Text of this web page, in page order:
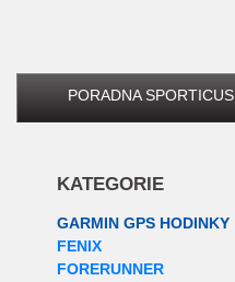
PORADNA SPORTICUS
KATEGORIE
GARMIN GPS HODINKY
FENIX
FORERUNNER